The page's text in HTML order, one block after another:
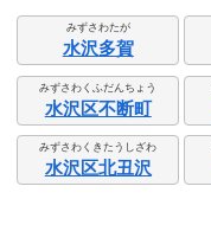
みずさわたが
水沢多賀
みずさわくふだんちょう
水沢区不断町
みずさわくきたうしざわ
水沢区北丑沢